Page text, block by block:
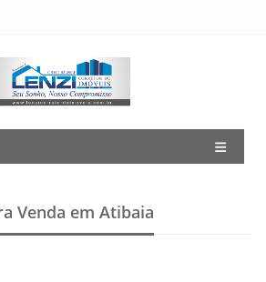
Venda em Atibaia